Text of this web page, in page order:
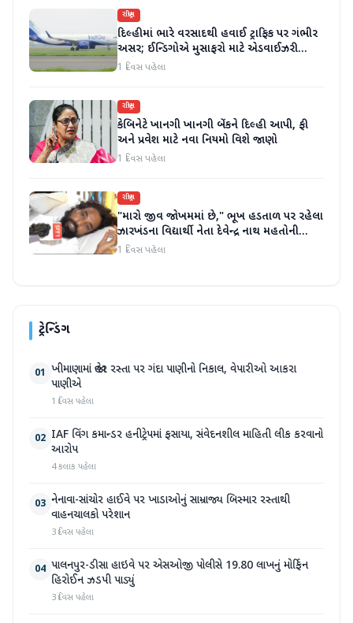
રાષ્ટ્રીય
દિલ્હીમાં ભારે વરસાદથી હવાઈ ટ્રાફિક પર ગંભીર
અસર; ઈન્ડિગોએ મુસાફરો માટે એડવાઈઝરી
જાહેર કરી
1 દિવસ પહેલા
રાષ્ટ્રીય
કેબિનેટે ખાનગી ખાનગી બેંકને દિલ્હી આપી, ફી
અને પ્રવેશ માટે નવા નિયમો વિશે જાણો
1 દિવસ પહેલા
રાષ્ટ્રીય
"મારો જીવ જોખમમાં છે," ભૂખ હડતાળ પર રહેલા
ઝારખંડના વિદ્યાર્થી નેતા દેવેન્દ્ર નાથ મહતોની
તબિયત ખરાબ
1 દિવસ પહેલા
ટ્રેન્ડિંગ
01 ખીમાણામાં જાહેર રસ્તા પર ગંદા પાણીનો નિકાલ, વેપારીઓ આકરા
પાણીએ
1 દિવસ પહેલા
02 IAF વિંગ કમાન્ડર હનીટ્રેપમાં ફસાયા, સંવેદનશીલ માહિતી લીક કરવાનો
આરોપ
4 કલાક પહેલા
03 નેનાવા-સાંચોર હાઈવે પર ખાડાઓનું સામ્રાજ્ય બિસ્માર રસ્તાથી
વાહનચાલકો પરેશાન
3 દિવસ પહેલા
04 પાલનપુર-ડીસા હાઇવે પર એસઓજી પોલીસે 19.80 લાખનું મોર્ફિન
હિરોઈન ઝડપી પાડ્યું
3 દિવસ પહેલા